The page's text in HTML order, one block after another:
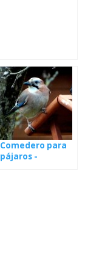
Comedero para
pájaros -